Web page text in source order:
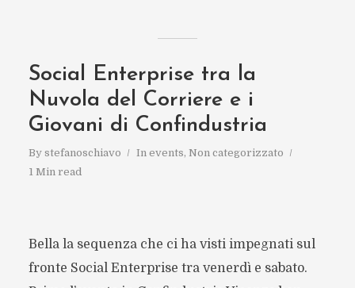
Social Enterprise tra la
Nuvola del Corriere e i
Giovani di Confindustria
By stefanoschiavo In events, Non categorizzato
1 Min read
Bella la sequenza che ci ha visti impegnati sul
fronte Social Enterprise tra venerdì e sabato.